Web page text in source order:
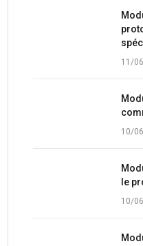
11/
10/
le
10/